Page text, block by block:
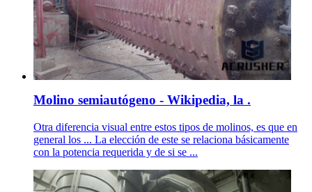
Molino semiautógeno - Wikipedia, la .
Otra diferencia visual entre estos tipos de molinos, es que en
general los ... La elección de este se relaciona básicamente
con la potencia requerida y de si se ...